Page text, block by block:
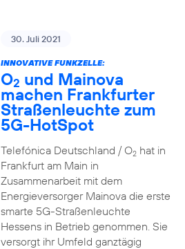
30. Juli 2021
INNOVATIVE FUNKZELLE:
O2 und Mainova
machen Frankfurter
Straßenleuchte zum
5G-HotSpot
Telefónica Deutschland / O2hat in
Frankfurt am Main in
Zusammenarbeit mit dem
Energieversorger Mainova die erste
smarte 5G-Straßenleuchte
Hessens in Betrieb genommen. Sie
versorgt ihr Umfeld ganztägig